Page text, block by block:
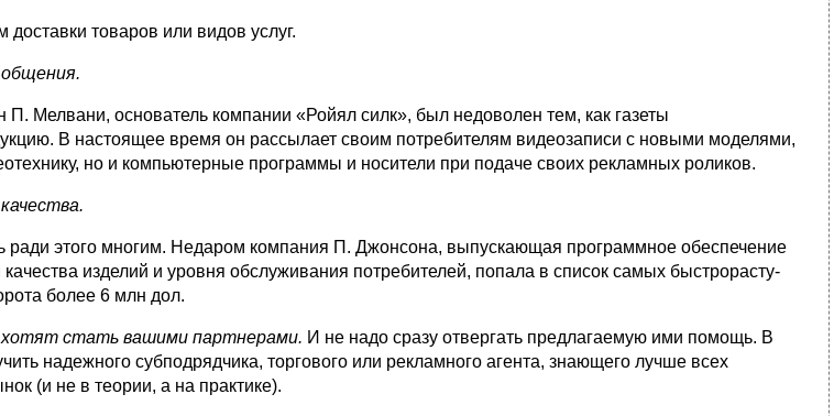
товаров или видов услуг.
П. Мелвани, основатель компании «Ройял силк», был недоволен тем, как газеты
В настоящее время он рассылает своим потребителям видеозаписи с новыми моделями,
но и компьютерные программы и носители при подаче своих рек­ламных роликов.
ради этого многим. Недаром компания П. Джонсо­на, выпускающая программное обеспечение
качества из­делий и уровня обслуживания потребителей, попала в список самых быстрорасту­
более 6 млн дол.
стать вашими партнерами. И не надо сразу отвергать предлагаемую ими помощь. В
надежного субподрядчика, торгового или рекламного агента, знающего лучше всех
(и не в теории, а на практике).